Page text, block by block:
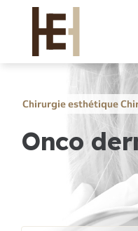
Aller au contenu
Dr Eburdery
Chirurgie esthétique
Médecine esthétique
Simulation 3D
Actualités
Photos
Chirurgie esthétique
Onco